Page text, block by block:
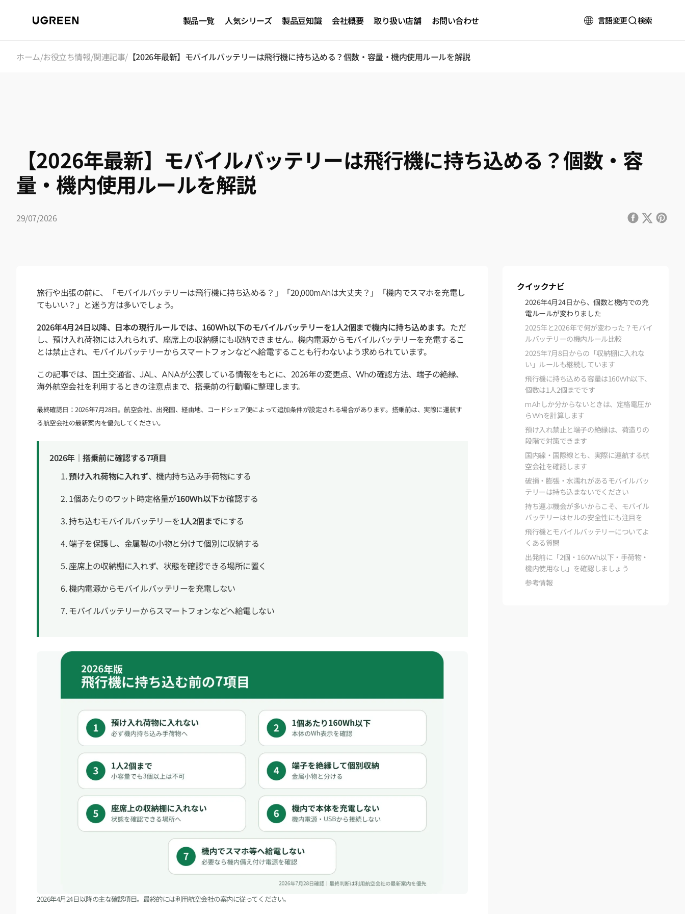
ツに進む
製品一覧 人気シリーズ
UGREEN Air
製品豆知識 会社概要 取り扱い店舗 お問い合わせ 言語変更 検索
ホーム/お役立ち情報/関連記事/【2026年最新】モバイルバッテリーは飛行機に持ち込める？個数・容量・機内使用ルールを解説
【2026年最新】モバイルバッテリーは飛行機に持ち込める？個数・容
量・機内使用ルールを解説
29/07/2026
旅行や出張の前に、「モバイルバッテリーは飛行機に持ち込める？」「20,000mAhは大丈夫？」「機内でスマホを充電し
てもいい？」と迷う方は多いでしょう。
2026年4月24日以降、日本の現行ルールでは、160Wh以下のモバイルバッテリーを1人2個まで機内に持ち込めます。 ただ
し、預け入れ荷物には入れられず、座席上の収納棚にも収納できません。機内電源からモバイルバッテリーを充電するこ
とは禁止され、モバイルバッテリーからスマートフォンなどへ給電することも行わないよう求められています。
この記事では、国土交通省、JAL、ANAが公表している情報をもとに、2026年の変更点、Whの確認方法、端子の絶縁、
海外航空会社を利用するときの注意点まで、搭乗前の行動順に整理します。
最終確認日：2026年7月28日。航空会社、出発国、経由地、コードシェア便によって追加条件が設定される場合があります。搭乗前は、実際に運航す
る航空会社の最新案内を優先してください。
2026年｜搭乗前に確認する7項目
預け入れ荷物に入れず、機内持ち込み手荷物にする
1個あたりのワット時定格量が160Wh以下か確認する
持ち込むモバイルバッテリーを1人2個までにする
端子を保護し、金属製の小物と分けて個別に収納する
座席上の収納棚に入れず、状態を確認できる場所に置く
機内電源からモバイルバッテリーを充電しない
モバイルバッテリーからスマートフォンなどへ給電しない
2026年4月24日以降の主な確認項目。最終的には利用航空会社の案内に従ってください。
クイックナビ
2026年4月24日から、個数と機内での充
電ルールが変わりました
2025年と2026年で何が変わった？モバイ
ルバッテリーの機内ルール比較
2025年7月8日からの「収納棚に入れな
い」ルールも継続しています
飛行機に持ち込める容量は160Wh以下、
個数は1人2個までです
mAhしか分からないときは、定格電圧か
らWhを計算します
預け入れ禁止と端子の絶縁は、荷造りの
段階で対策できます
国内線・国際線とも、実際に運航する航
空会社を確認します
破損・膨張・水濡れがあるモバイルバッ
テリーは持ち込まないでください
持ち運ぶ機会が多いからこそ、モバイル
バッテリーはセルの安全性にも注目を
飛行機とモバイルバッテリーについてよ
くある質問
出発前に「2個・160Wh以下・手荷物・
機内使用なし」を確認しましょう
参考情報